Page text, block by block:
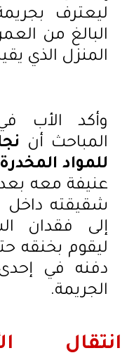
ليعترف
المنزل الذي
وأكد الأب
المباحث أن
للمواد المخدرة
عنيفة معه بعد
شقيقته داخل
إلى فقدان
ليقوم بخنقه
دفنه في إحدى
الجريمة.
انتقال